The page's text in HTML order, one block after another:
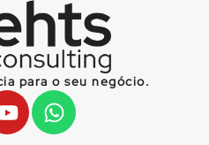
para o seu negócio.